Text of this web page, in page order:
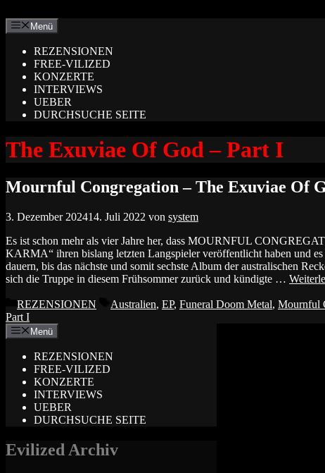
Inhalt
springen
Menü
REZENSIONEN
FREE-VILIZED
KONZERTE
INTERVIEWS
UEBER
DURCHSUCHE SEITE
The Exuviae Of God – Part I
Mournful Congregation – The Exuviae Of
3. Dezember 202414. Juli 2022 von system
Es ist schon mehr als vier Jahre her, dass MOURNFUL
KARMA“ ihren bislang letzten Langspieler veröffentlicht haben und
dauern, bis das nächste und somit sechste Album der australischen
sich die Truppe in diesem Frühsommer zurück und kündigte …
Kategorien
REZENSIONEN Schlagwörter
Australien, EP, Funeral Doom Metal, Mournful
Part I
Menü
REZENSIONEN
FREE-VILIZED
KONZERTE
INTERVIEWS
UEBER
DURCHSUCHE SEITE
Evilized Archiv